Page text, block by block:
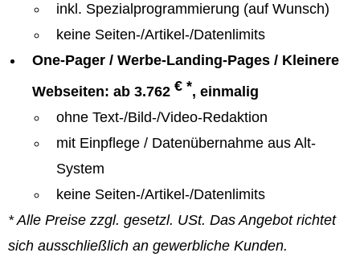
inkl. Spezialprogrammierung (auf Wunsch)
keine Seiten-/Artikel-/Datenlimits
One-Pager / Werbe-Landing-Pages / Kleinere
Webseiten: ab 3.762 € *, einmalig
ohne Text-/Bild-/Video-Redaktion
mit Einpflege / Datenübernahme aus Alt-
System
keine Seiten-/Artikel-/Datenlimits
* Alle Preise zzgl. gesetzl. USt. Das Angebot richtet
sich ausschließlich an gewerbliche Kunden.